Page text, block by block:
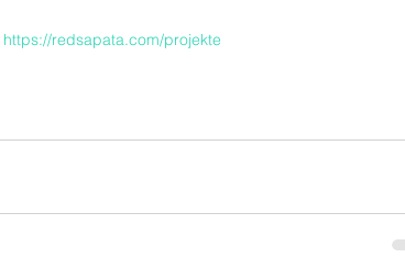
https://redsapata.com/projekte